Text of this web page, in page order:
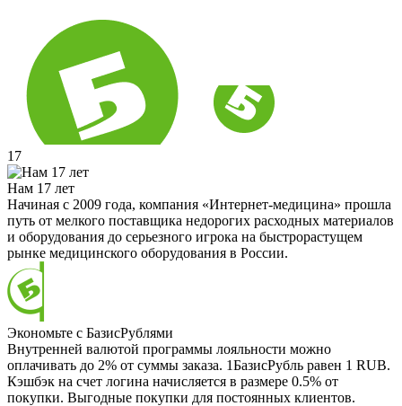
17
Нам 17 лет
Начиная с 2009 года, компания «Интернет-медицина» прошла
путь от мелкого поставщика недорогих расходных материалов
и оборудования до серьезного игрока на быстрорастущем
рынке медицинского оборудования в России.
Экономьте с БазисРублями
Внутренней валютой программы лояльности можно
оплачивать до 2% от суммы заказа. 1БазисРубль равен 1 RUB.
Кэшбэк на счет логина начисляется в размере 0.5% от
покупки. Выгодные покупки для постоянных клиентов.